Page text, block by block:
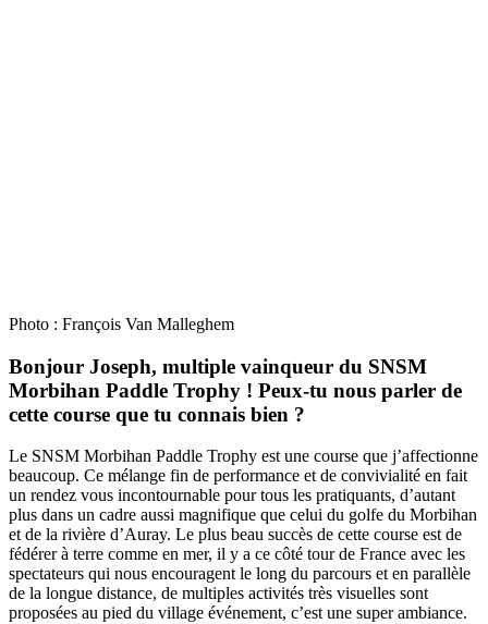
Photo : François Van Malleghem
Bonjour Joseph, multiple vainqueur du SNSM
Morbihan Paddle Trophy ! Peux-tu nous parler de
cette course que tu connais bien ?
Le SNSM Morbihan Paddle Trophy est une course que j’affectionne
beaucoup. Ce mélange fin de performance et de convivialité en fait
un rendez vous incontournable pour tous les pratiquants, d’autant
plus dans un cadre aussi magnifique que celui du golfe du Morbihan
et de la rivière d’Auray. Le plus beau succès de cette course est de
fédérer à terre comme en mer, il y a ce côté tour de France avec les
spectateurs qui nous encouragent le long du parcours et en parallèle
de la longue distance, de multiples activités très visuelles sont
proposées au pied du village événement, c’est une super ambiance.